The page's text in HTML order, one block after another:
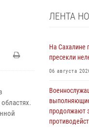
ЛЕНТА
На Сахалине
пресекли
06 августа
продолжают